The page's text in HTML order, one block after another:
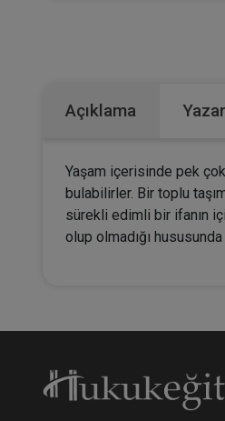
Açıklama Yazar
Yaşam içerisinde pek
bulabilirler. Bir toplu
sürekli edimli bir ifanın
olup olmadığı